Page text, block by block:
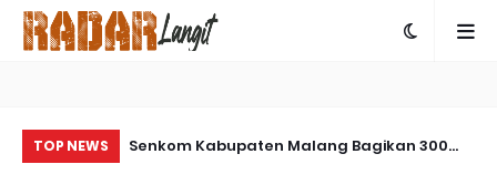
TOP NEWS
Paser Buat
Senkom Kabupaten Malang Bagikan 300